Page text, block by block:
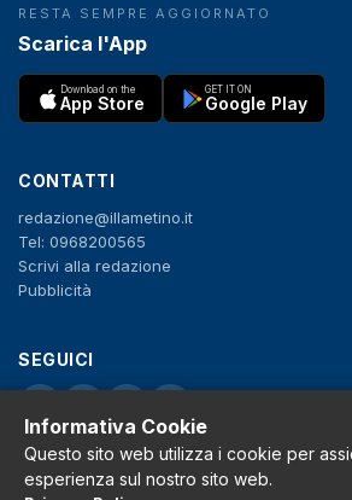
RESTA SEMPRE AGGIORNATO
Scarica l'App
Download on the
App Store
GET IT ON
Google Play
CONTATTI
redazione@illametino.it
Tel: 0968200565
Scrivi alla redazione
Pubblicità
SEGUICI
Privacy Policy
Cookie Policy
Informativa Cookie
Questo sito web utilizza i cookie per
esperienza sul nostro sito web.